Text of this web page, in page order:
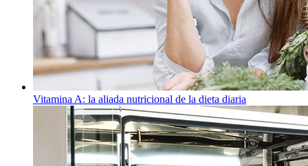
Vitamina A: la aliada nutricional de la dieta diaria